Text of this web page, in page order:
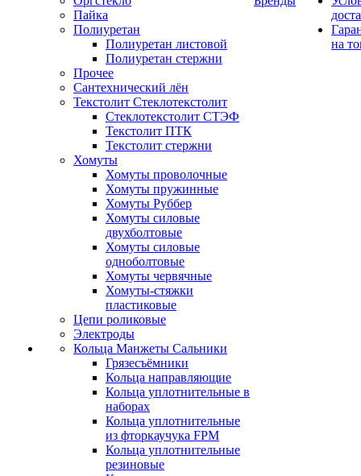
Пайка
Полиуретан
Полиуретан листовой
Полиуретан стержни
Прочее
Сантехнический лён
Текстолит Стеклотекстолит
Стеклотекстолит СТЭФ
Текстолит ПТК
Текстолит стержни
Хомуты
Хомуты проволочные
Хомуты пружинные
Хомуты Руббер
Хомуты силовые
двухболтовые
Хомуты силовые
одноболтовые
Хомуты червячные
Хомуты-стяжки
пластиковые
Цепи роликовые
Электроды
Кольца Манжеты Сальники
Грязесъёмники
Кольца направляющие
Кольца уплотнительные в
наборах
Кольца уплотнительные
из фторкаучука FPM
Кольца уплотнительные
резиновые
на